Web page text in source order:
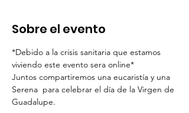
Sobre el evento
*Debido a la crisis sanitaria que estamos
viviendo este evento sera online*
Juntos compartiremos una eucaristía y una
Serena  para celebrar el día de la Virgen de
Guadalupe.